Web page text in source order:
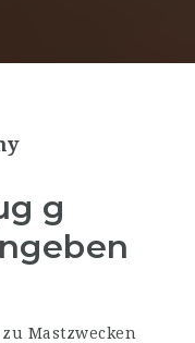
g
Mastzwecken